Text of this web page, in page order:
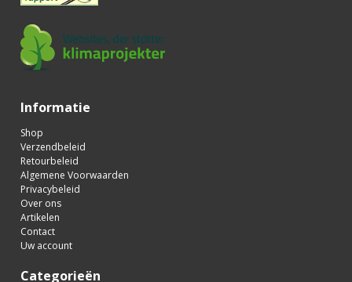
Informatie
Shop
Verzendbeleid
Retourbeleid
Algemene Voorwaarden
Privacybeleid
Over ons
Artikelen
Contact
Uw account
Categorieën